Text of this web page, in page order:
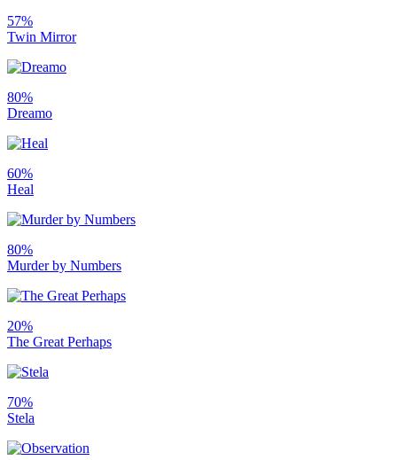
57%
Twin Mirror
80%
Dreamo
60%
Heal
80%
Murder by Numbers
20%
The Great Perhaps
70%
Stela